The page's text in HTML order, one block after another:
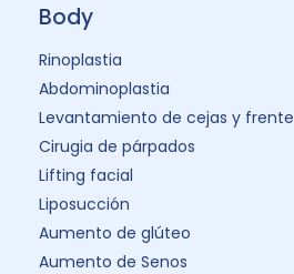
Body
Rinoplastia
Abdominoplastia
Levantamiento de cejas y frente
Cirugia de párpados
Lifting facial
Liposucción
Aumento de glúteo
Aumento de Senos